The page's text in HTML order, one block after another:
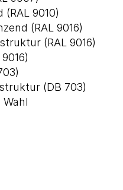
(RAL 9010)
(RAL 9016)
(RAL 9016)
(DB 703)